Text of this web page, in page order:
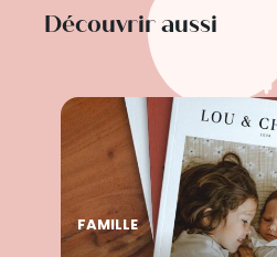
Découvrir aussi
FAMILLE